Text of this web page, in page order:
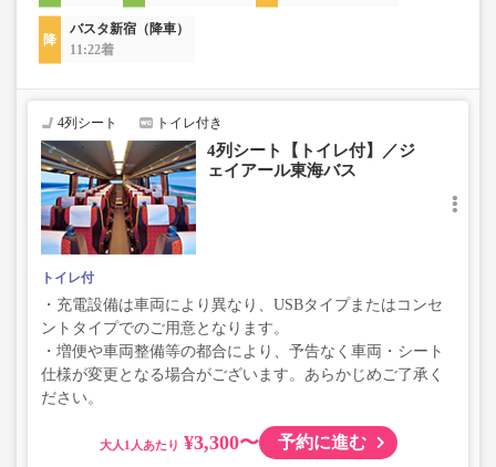
バスタ新宿（降車）
11:22着
4列シート トイレ付き
4列シート【トイレ付】／ジ
ェイアール東海バス
トイレ付
・充電設備は車両により異なり、USBタイプまたはコンセ
ントタイプでのご用意となります。
・増便や車両整備等の都合により、予告なく車両・シート
仕様が変更となる場合がございます。あらかじめご了承く
ださい。
大人 ¥3,300〜 予約に進む